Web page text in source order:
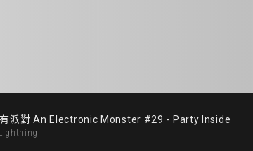
派對 An Electronic Monster #29 - Party Inside